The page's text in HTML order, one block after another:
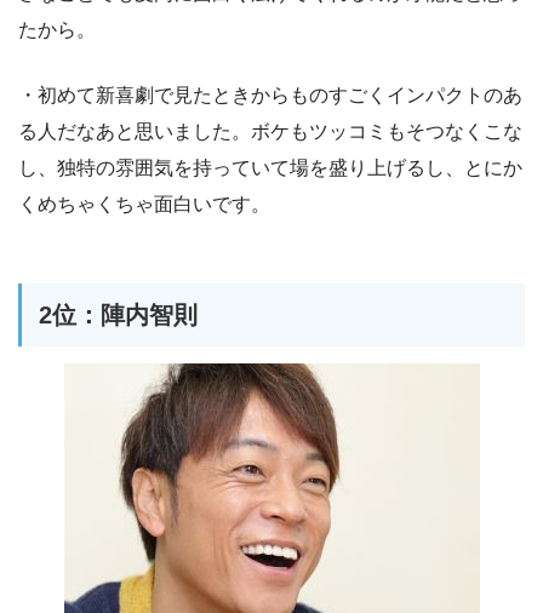
たから。
・初めて新喜劇で見たときからものすごくインパクトのあ
る人だなあと思いました。ボケもツッコミもそつなくこな
し、独特の雰囲気を持っていて場を盛り上げるし、とにか
くめちゃくちゃ面白いです。
2位：陣内智則